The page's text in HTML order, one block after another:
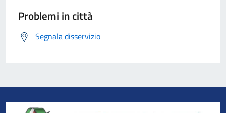
Problemi in città
Segnala disservizio